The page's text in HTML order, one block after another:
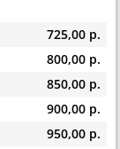
725,00 р.
800,00 р.
850,00 р.
900,00 р.
950,00 р.